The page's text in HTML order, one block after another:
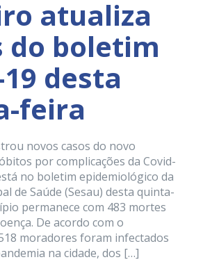
atualiza
do boletim
desta
feira
novos casos do novo
por complicações da Covid-
no boletim epidemiológico da
de Saúde (Sesau) desta quinta-
permanece com 483 mortes
De acordo com o
moradores foram infectados
na cidade, dos […]